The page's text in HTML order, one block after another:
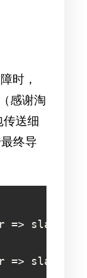
时，
感谢淘
送细
终导
pos:319890197